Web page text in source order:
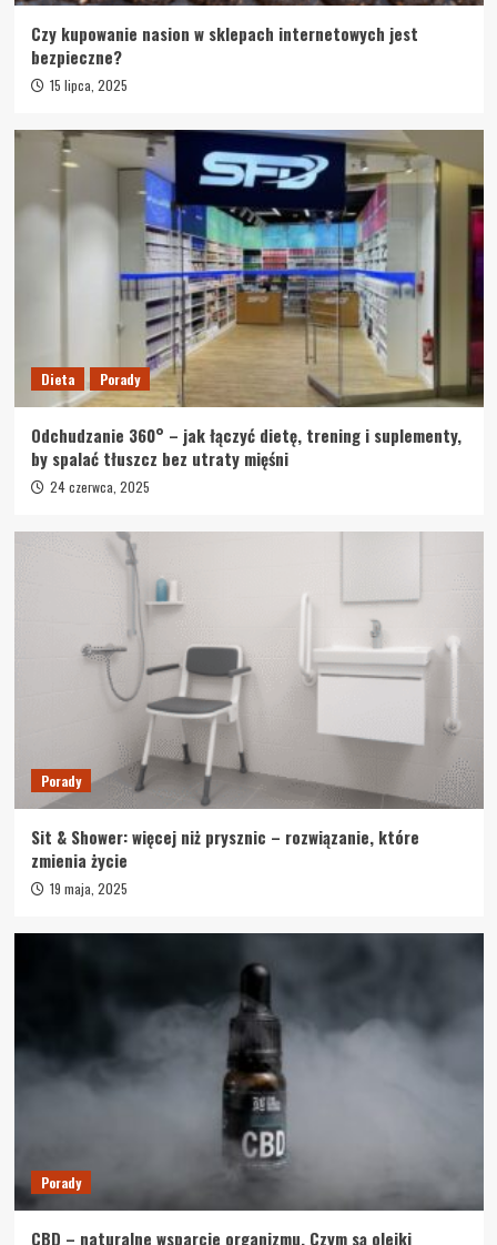
Sit & Shower: więcej niż prysznic – rozwiązanie,
Porady
CBD – naturalne wsparcie organizmu. Czym są
olejki konopne i jak działają?
Czy kupowanie nasion w sklepach internetowych jest
bezpieczne?
15 lipca, 2025
Dieta Porady
Odchudzanie 360° – jak łączyć dietę, trening i suplementy,
by spalać tłuszcz bez utraty mięśni
24 czerwca, 2025
Porady
Sit & Shower: więcej niż prysznic – rozwiązanie, które
zmienia życie
19 maja, 2025
Porady
CBD – naturalne wsparcie organizmu. Czym są olejki